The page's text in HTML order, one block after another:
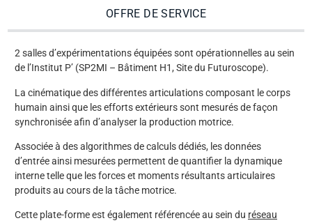
OFFRE DE SERVICE
2 salles d’expérimentations équipées sont opérationnelles au sein
de l’Institut P’ (SP2MI – Bâtiment H1, Site du Futuroscope).
La cinématique des différentes articulations composant le corps
humain ainsi que les efforts extérieurs sont mesurés de façon
synchronisée afin d’analyser la production motrice.
Associée à des algorithmes de calculs dédiés, les données
d’entrée ainsi mesurées permettent de quantifier la dynamique
interne telle que les forces et moments résultants articulaires
produits au cours de la tâche motrice.
Cette plate-forme est également référencée au sein du réseau